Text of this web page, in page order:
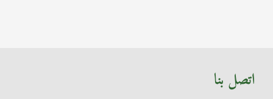
اتصل بنا